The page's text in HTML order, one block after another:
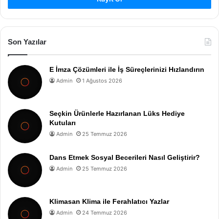
Son Yazılar
E İmza Çözümleri ile İş Süreçlerinizi Hızlandırın
Admin 1 Ağustos 2026
Seçkin Ürünlerle Hazırlanan Lüks Hediye
Kutuları
Admin 25 Temmuz 2026
Dans Etmek Sosyal Becerileri Nasıl Geliştirir?
Admin 25 Temmuz 2026
Klimasan Klima ile Ferahlatıcı Yazlar
Admin 24 Temmuz 2026